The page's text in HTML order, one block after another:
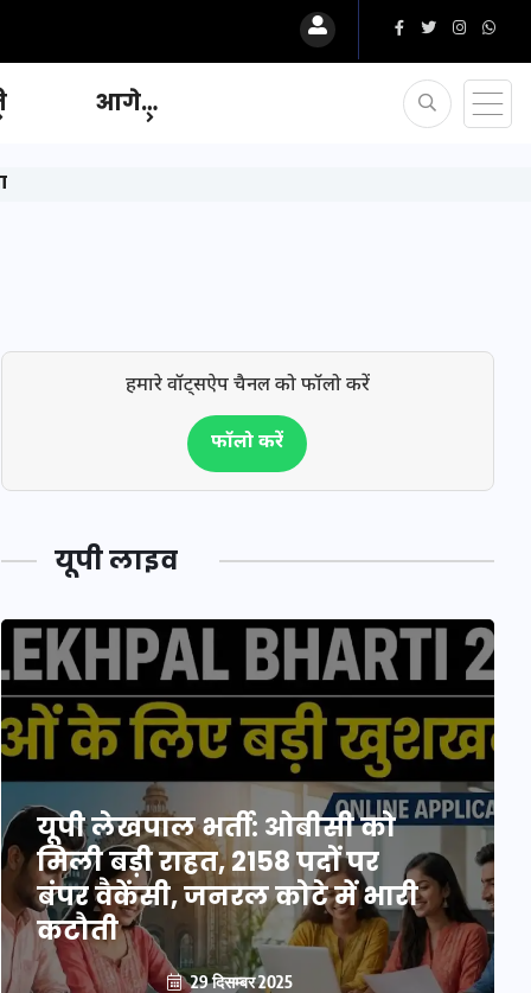
आगे…
हमारे वॉट्सऐप चैनल को फॉलो करें
फॉलो करें
यूपी लाइव
यूपी लेखपाल भर्ती: ओबीसी को
मिली बड़ी राहत, 2158 पदों पर
बंपर वैकेंसी, जनरल कोटे में भारी
कटौती
29 दिसम्बर 2025